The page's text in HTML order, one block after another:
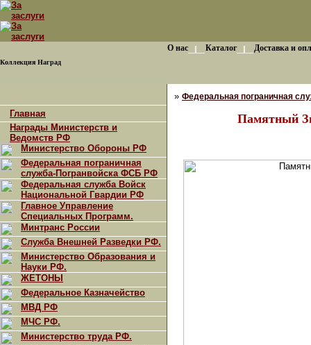
Коллекция Наград
О нас Каталог Доставка и
Главная
Награды Министерств и
Ведомств РФ
Министерство Обороны РФ
Федеральная пограничная
служба-Погранвойска ФСБ РФ
Федеральная служба Войск
Национальной Гвардии РФ
Главное Управление
Специальных Программ.
Минтранс России
Служба Внешней Разведки РФ.
Министерство Образования и
Науки РФ.
ЖЕТОНЫ
Федеральное Казначейство
МВД РФ
МЧС РФ.
Министерство труда РФ.
» Федеральная пограничная
Памятный